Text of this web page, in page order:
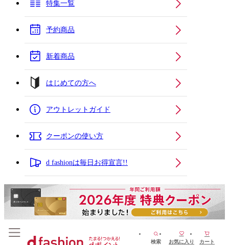
特集一覧
予約商品
新着商品
はじめての方へ
アウトレットガイド
クーポンの使い方
d fashionは毎日お得宣言!!
検索 お気に入り カート